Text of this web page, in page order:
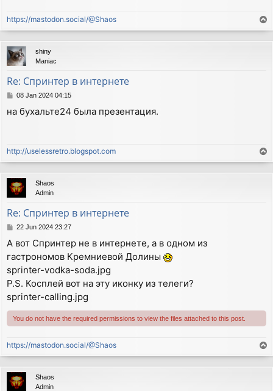
https://mastodon.social/@Shaos
o
p
shiny
Maniac
Re: Спринтер в интернете
P
s
08 Jan 2024 04:15
на бухальте24 была презентация.
http://uselessretro.blogspot.com
o
p
Shaos
Admin
Re: Спринтер в интернете
P
s
t
22 Jun 2024 23:27
А вот Спринтер не в интернете, а в одном из
гастрономов Кремниевой Долины
sprinter-vodka-soda.jpg
P.S. Косплей вот на эту иконку из телеги?
sprinter-calling.jpg
You do not have the required permissions to view the files attached to this post.
https://mastodon.social/@Shaos
o
p
Shaos
Admin